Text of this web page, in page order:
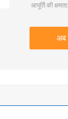
आपूर्ति की क्षमता:
अब